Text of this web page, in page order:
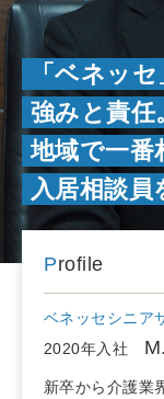
「ベネッ
強みと責任
地域で一番
入居相談員
Profile
ベネッセシニア
2020年入社
新卒から介護業